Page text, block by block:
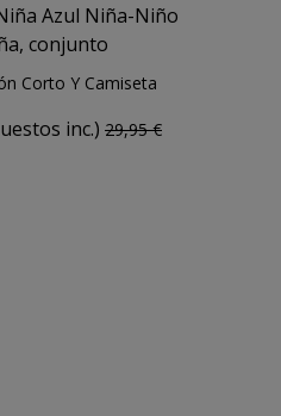
Corto Y Camiseta
inc.) 29,95 €